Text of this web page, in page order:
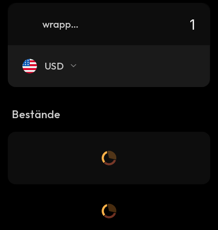
wrapped-fortuna-sittard-kayen
USD
Bestände